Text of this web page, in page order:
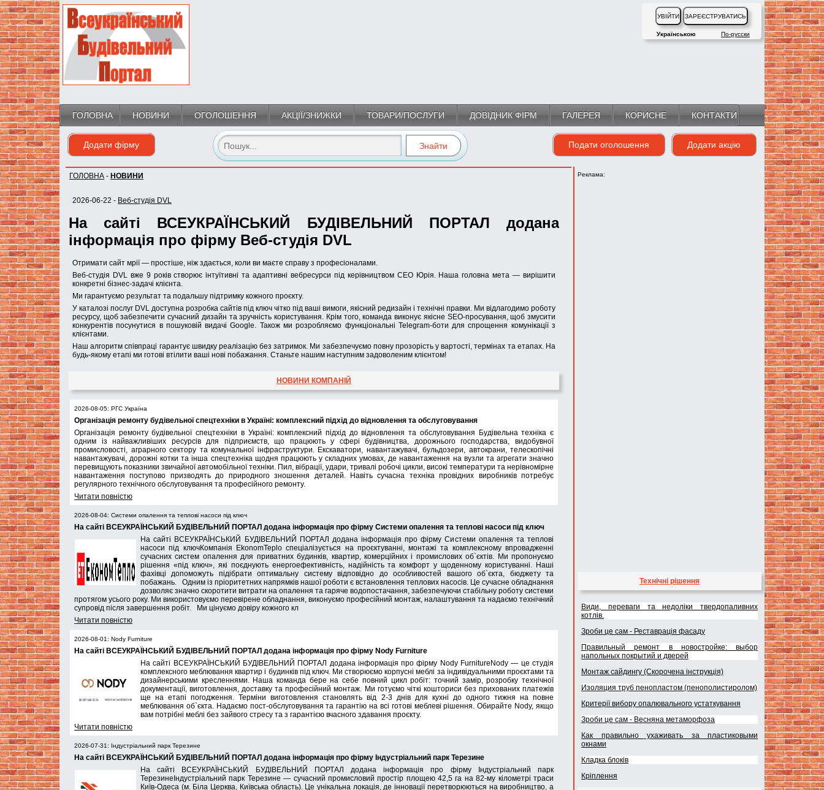
Українською По-русски
ГОЛОВНА НОВИНИ ОГОЛОШЕННЯ АКЦІЇ/ЗНИЖКИ ТОВАРИ/ПОСЛУГИ ДОВІДНИК ФІРМ ГАЛЕРЕЯ КОРИСНЕ КОНТАКТИ
Додати фірму Додати акцію
Подати оголошення
ГОЛОВНА - НОВИНИ
2026-06-22 - Веб-студія DVL
На сайті ВСЕУКРАЇНСЬКИЙ БУДІВЕЛЬНИЙ ПОРТАЛ додана
інформація про фірму Веб-студія DVL
Отримати сайт мрії — простіше, ніж здається, коли ви маєте справу з професіоналами.
Веб-студія DVL вже 9 років створює інтуїтивні та адаптивні вебресурси під керівництвом CEO Юрія. Наша головна мета — вирішити
конкретні бізнес-задачі клієнта.
Ми гарантуємо результат та подальшу підтримку кожного проєкту.
У каталозі послуг DVL доступна розробка сайтів під ключ чітко під ваші вимоги, якісний редизайн і технічні правки. Ми відлагодимо роботу
ресурсу, щоб забезпечити сучасний дизайн та зручність користування. Крім того, команда виконує якісне SEO-просування, щоб змусити
конкурентів посунутися в пошуковій видачі Google. Також ми розробляємо функціональні Telegram-боти для спрощення комунікації з
клієнтами.
Наш алгоритм співпраці гарантує швидку реалізацію без затримок. Ми забезпечуємо повну прозорість у вартості, термінах та етапах. На
будь-якому етапі ми готові втілити ваші нові побажання. Станьте нашим наступним задоволеним клієнтом!
НОВИНИ КОМПАНІЙ
2026-08-05: РГС Україна
Організація ремонту будівельної спецтехніки в Україні: комплексний підхід до відновлення та обслуговування
Організація ремонту будівельної спецтехніки в Україні: комплексний підхід до відновлення та обслуговування Будівельна техніка є
одним із найважливіших ресурсів для підприємств, що працюють у сфері будівництва, дорожнього господарства, видобувної
промисловості, аграрного сектору та комунальної інфраструктури. Екскаватори, навантажувачі, бульдозери, автокрани, телескопічні
навантажувачі, дорожні котки та інша спецтехніка щодня працюють у складних умовах, де навантаження на вузли та агрегати значно
перевищують показники звичайної автомобільної техніки. Пил, вібрації, удари, тривалі робочі цикли, високі температури та нерівномірне
навантаження поступово призводять до природного зношення деталей. Навіть сучасна техніка провідних виробників потребує
регулярного технічного обслуговування та професійного ремонту.
Читати повністю
2026-08-04: Системи опалення та теплові насоси під ключ
На сайті ВСЕУКРАЇНСЬКИЙ БУДІВЕЛЬНИЙ ПОРТАЛ додана інформація про фірму Системи опалення та теплові насоси під ключ
На сайті ВСЕУКРАЇНСЬКИЙ БУДІВЕЛЬНИЙ ПОРТАЛ додана інформація про фірму Системи опалення та теплові
насоси під ключКомпанія EkonomTeplo спеціалізується на проєктуванні, монтажі та комплексному впровадженні
сучасних систем опалення для приватних будинків, квартир, комерційних і промислових об`єктів. Ми пропонуємо
рішення «під ключ», які поєднують енергоефективність, надійність та комфорт у щоденному користуванні. Наші
фахівці допоможуть підібрати оптимальну систему відповідно до особливостей вашого об`єкта, бюджету та
побажань. Одним із пріоритетних напрямків нашої роботи є встановлення теплових насосів. Це сучасне обладнання
дозволяє значно скоротити витрати на опалення та гаряче водопостачання, забезпечуючи стабільну роботу системи
протягом усього року. Ми використовуємо перевірене обладнання, виконуємо професійний монтаж, налаштування та надаємо технічний
супровід після завершення робіт. Ми цінуємо довіру кожного кл
Читати повністю
2026-08-01: Nody Furniture
На сайті ВСЕУКРАЇНСЬКИЙ БУДІВЕЛЬНИЙ ПОРТАЛ додана інформація про фірму Nody Furniture
На сайті ВСЕУКРАЇНСЬКИЙ БУДІВЕЛЬНИЙ ПОРТАЛ додана інформація про фірму Nody FurnitureNody — це студія
комплексного меблювання квартир і будинків під ключ. Ми створюємо корпусні меблі за індивідуальними проєктами та
дизайнерськими кресленнями. Наша команда бере на себе повний цикл робіт: точний замір, розробку технічної
документації, виготовлення, доставку та професійний монтаж. Ми готуємо чіткі кошториси без прихованих платежів
ще на етапі погодження. Терміни виготовлення становлять від 2-3 днів для кухні до одного тижня на повне
меблювання об`єкта. Надаємо пост-обслуговування та гарантію на всі готові меблеві рішення. Обирайте Nody, якщо
вам потрібні меблі без зайвого стресу та з гарантією вчасного здавання проєкту.
Читати повністю
2026-07-31: Індустріальний парк Терезине
На сайті ВСЕУКРАЇНСЬКИЙ БУДІВЕЛЬНИЙ ПОРТАЛ додана інформація про фірму Індустріальний парк Терезине
На сайті ВСЕУКРАЇНСЬКИЙ БУДІВЕЛЬНИЙ ПОРТАЛ додана інформація про фірму Індустріальний парк
ТерезинеІндустріальний парк Терезине — сучасний промисловий простір площею 42,5 га на 82-му кілометрі траси
Київ-Одеса (м. Біла Церква, Київська область). Це унікальна локація, де інновації перетворюються на виробництво, а
Реклама:
Технічні рішення
Види, переваги та недоліки твердопаливних
котлів.
Зроби це сам - Реставрація фасаду
Правильный ремонт в новостройке: выбор
напольных покрытий и дверей
Монтаж сайдингу (Скорочена інструкція)
Изоляция труб пенопластом (пенополистиролом)
Критерії вибору опалювального устаткування
Зроби це сам - Весняна метаморфоза
Как правильно ухаживать за пластиковыми
окнами
Кладка блоків
Кріплення